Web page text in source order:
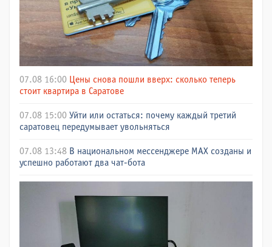
07.08 16:00 Цены снова пошли вверх: сколько теперь
стоит квартира в Саратове
07.08 15:00 Уйти или остаться: почему каждый третий
саратовец передумывает увольняться
07.08 13:48 В национальном мессенджере МАХ созданы и
успешно работают два чат-бота